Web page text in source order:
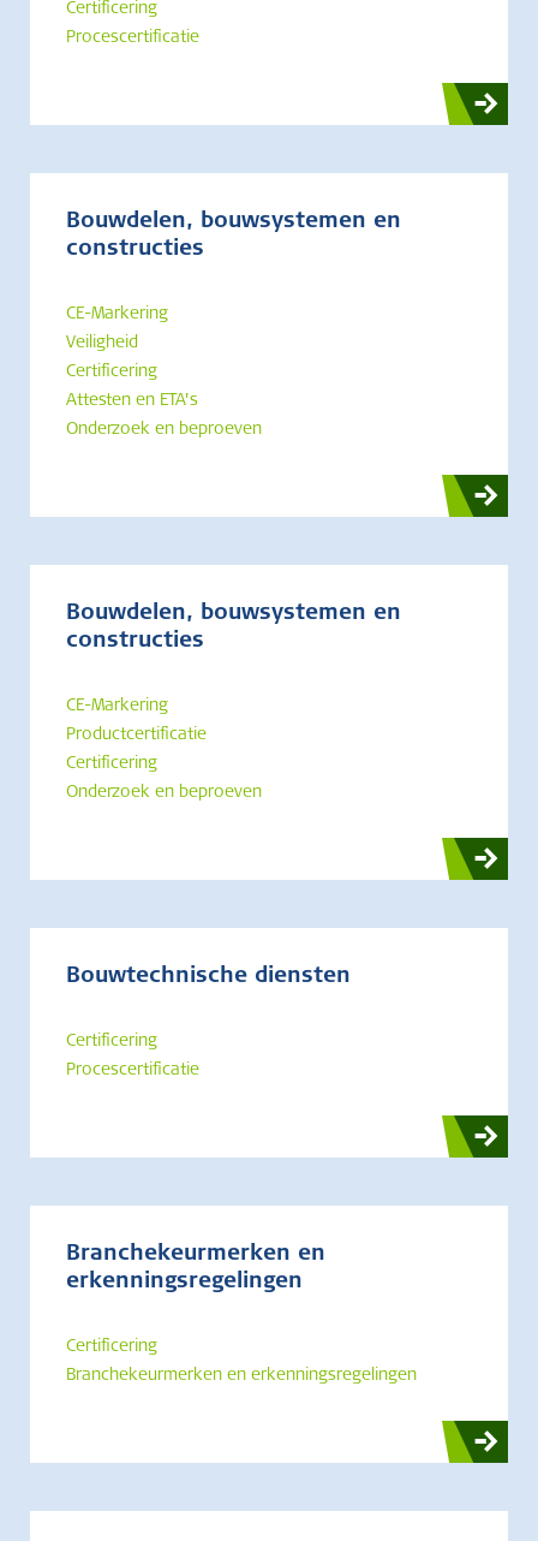
Certificering
Procescertificatie
Bouwdelen, bouwsystemen en
constructies
CE-Markering
Veiligheid
Certificering
Attesten en ETA’s
Onderzoek en beproeven
Bouwdelen, bouwsystemen en
constructies
CE-Markering
Productcertificatie
Certificering
Onderzoek en beproeven
Bouwtechnische diensten
Certificering
Procescertificatie
Branchekeurmerken en
erkenningsregelingen
Certificering
Branchekeurmerken en erkenningsregelingen